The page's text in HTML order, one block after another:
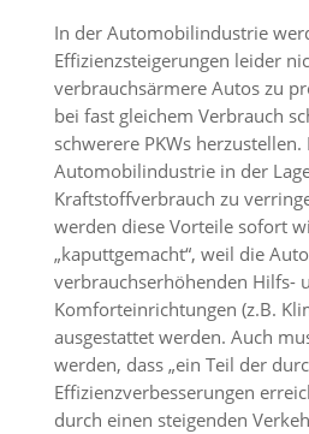
In der Automobilindustrie
Effizienzsteigerungen leider
verbrauchsärmere Autos zu
bei fast gleichem Verbrauch
schwerere PKWs
Automobilindustrie in der
Kraftstoffverbrauch zu
werden diese Vorteile sofort
„kaputtgemacht“, weil die
verbrauchserhöhenden Hilfs-
Komforteinrichtungen (z.B.
ausgestattet werden. Auch
werden, dass „ein Teil der
Effizienzverbesserungen
durch einen steigenden